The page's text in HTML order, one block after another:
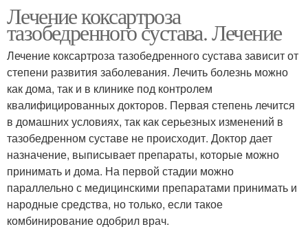
коксартроз
Сустав при коксартрозе
Питания при
коксартрозе
Комбинированные
препараты
Препараты в лечении
Лекарства от
коксартроза
Лечение коксартроза
тазобедренного сустава. Лечение
Лечение коксартроза тазобедренного сустава зависит от
степени развития заболевания. Лечить болезнь можно
как дома, так и в клинике под контролем
квалифицированных докторов. Первая степень лечится
в домашних условиях, так как серьезных изменений в
тазобедренном суставе не происходит. Доктор дает
назначение, выписывает препараты, которые можно
принимать и дома. На первой стадии можно
параллельно с медицинскими препаратами принимать и
народные средства, но только, если такое
комбинирование одобрил врач.